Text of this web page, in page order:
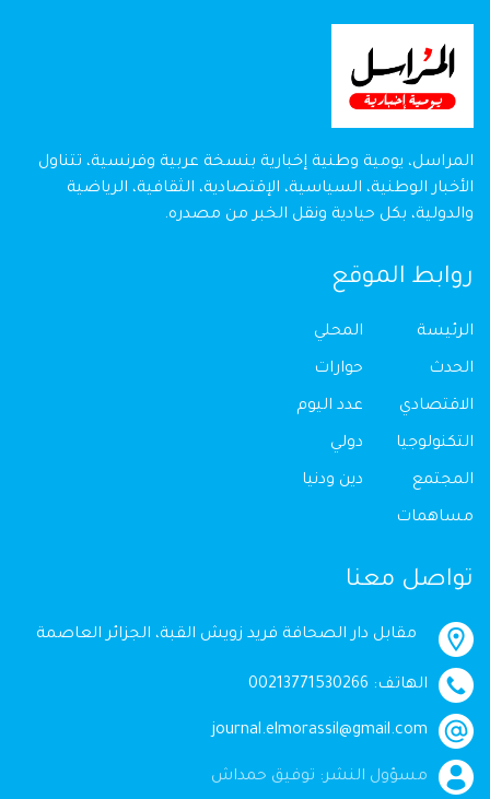
المراسل، يومية وطنية إخبارية بنسخة عربية وفرنسية، تتناول
الأخبار الوطنية، السياسية، الإقتصادية، الثقافية، الرياضية
والدولية، بكل حيادية ونقل الخبر من مصدره.
روابط الموقع
الرئيسة
الحدث
الاقتصادي
التكنولوجيا
المجتمع
مساهمات
المحلي
حوارات
عدد اليوم
دولي
دين ودنيا
تواصل معنا
مقابل دار الصحافة فريد زويش القبة، الجزائر العاصمة
الهاتف: 00213771530266
journal.elmorassil@gmail.com
مسؤول النشر: توفيق حمداش